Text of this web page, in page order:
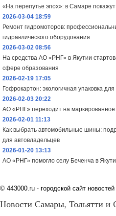
«На перепутье эпох»: в Самаре
2026-03-04 18:59
Ремонт гидромоторов:
гидравлического оборудования
2026-03-02 08:56
На средства АО «РНГ» в Якутии
сфере образования
2026-02-19 17:05
Гофрокартон: экологичная упаковка
2026-02-03 20:22
АО «РНГ» переходит на маркированное
2026-02-01 11:13
Как выбрать автомобильные шины:
для автовладельцев
2026-01-20 13:13
АО «РНГ» помогло селу Беченча в
© 443000.ru - городской сайт
Новости Самары, Тольятти и